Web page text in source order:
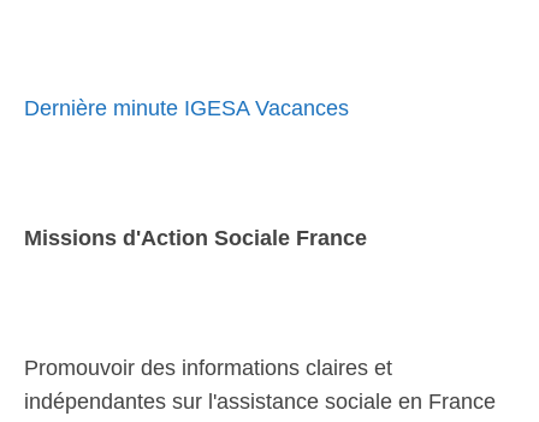
Dernière minute IGESA Vacances
Missions d'Action Sociale France
Promouvoir des informations claires et
indépendantes sur l'assistance sociale en France